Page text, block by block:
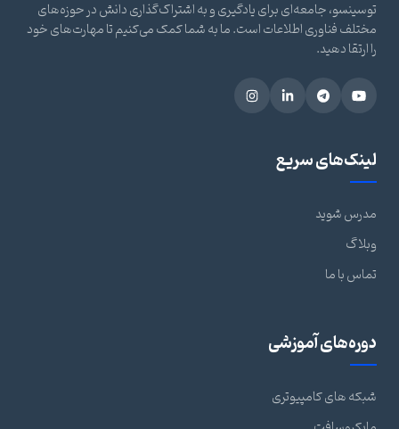
توسینسو، جامعه‌ای برای یادگیری و به اشتراک‌گذاری دانش در حوزه‌های
مختلف فناوری اطلاعات است. ما به شما کمک می‌کنیم تا مهارت‌های خود
را ارتقا دهید.
لینک‌های سریع
مدرس شوید
وبلاگ
تماس با ما
دوره‌های آموزشی
شبکه های کامپیوتری